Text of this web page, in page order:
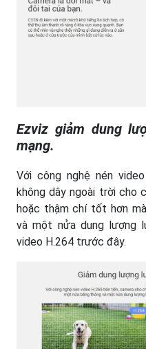
Ezviz giảm dung
mạng.
Với công nghệ nén
không dây ngoài trời cho
hoặc thậm chí tốt hơn
và một nửa dung lượng
video H.264 trước đây.